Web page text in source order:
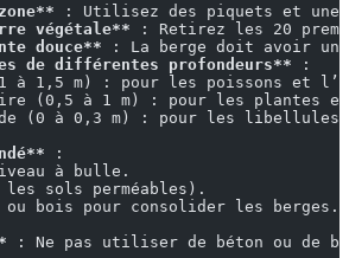
: Utilisez des piquets et une
végétale** : Retirez les 20
douce** : La berge doit avoir
de différentes profondeurs** :
à 1,5 m) : pour les poissons et
(0,5 à 1 m) : pour les plantes
(0 à 0,3 m) : pour les libellules
:
à bulle.
sols perméables).
bois pour consolider les berges.
: Ne pas utiliser de béton ou de